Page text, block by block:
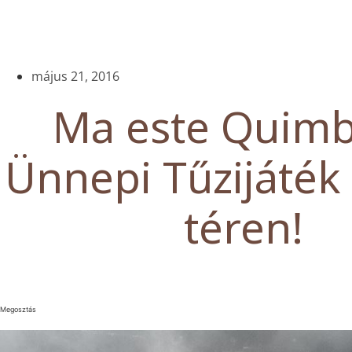
május 21, 2016
Ma este
Ünnepi
téren!
Megosztás